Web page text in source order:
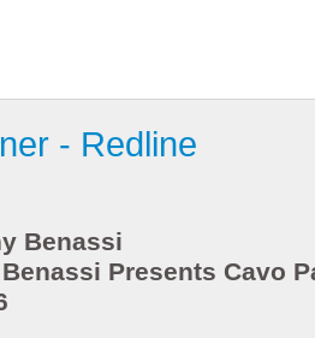
- Redline
Benassi
Presents Cavo